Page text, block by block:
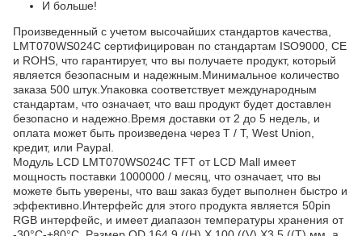
И больше!
Произведенный с учетом высочайших стандартов качества,
LMT070WS024C сертифицирован по стандартам ISO9000, CE
и ROHS, что гарантирует, что вы получаете продукт, который
является безопасным и надежным.Минимальное количество
заказа 500 штук.Упаковка соответствует международным
стандартам, что означает, что ваш продукт будет доставлен
безопасно и надежно.Время доставки от 2 до 5 недель, и
оплата может быть произведена через T / T, West Union,
кредит, или Paypal.
Модуль LCD LMT070WS024C TFT от LCD Mall имеет
мощность поставки 1000000 / месяц, что означает, что вы
можете быть уверены, что ваш заказ будет выполнен быстро и
эффективно.Интерфейс для этого продукта является 50pin
RGB интерфейс, и имеет диапазон температуры хранения от